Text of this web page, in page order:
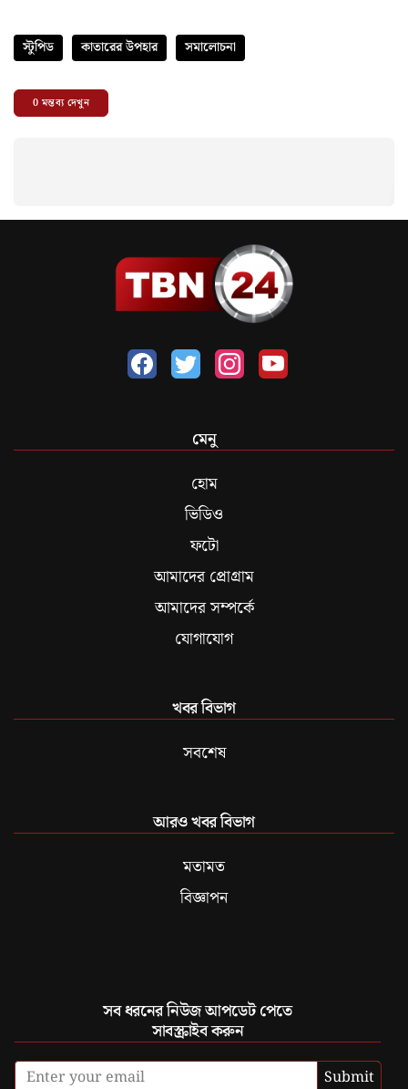
স্টুপিড কাতারের উপহার সমালোচনা
0মন্তব্য দেখুন
মেনু
হোম
ভিডিও
ফটো
আমাদের প্রোগ্রাম
আমাদের সম্পর্কে
যোগাযোগ
খবর বিভাগ
সবশেষ
আরও খবর বিভাগ
মতামত
বিজ্ঞাপন
সব ধরনের নিউজ আপডেট পেতে
সাবস্ক্রাইব করুন
Submit